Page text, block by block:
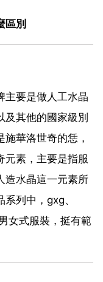
區別
主要是做人工水晶
及其他的國家級別
華洛世奇的恁，
元素，主要是指服
造水晶這一元素所
列中，gxg、
女式服裝，挺有範